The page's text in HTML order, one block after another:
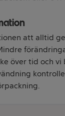
att alltid
över tid och